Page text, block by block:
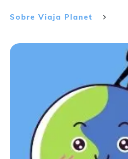
Sobre Viaja Planet